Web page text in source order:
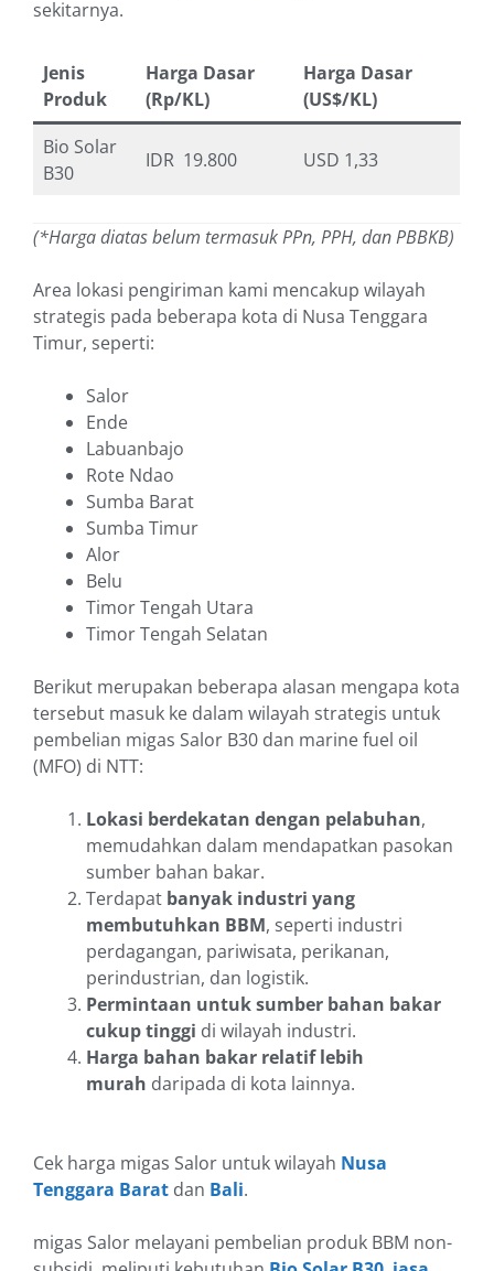
sekitarnya.
Jenis
Produk
Harga Dasar
(Rp/KL)
Harga Dasar
(US$/KL)
Bio Solar
B30
IDR 19.800 USD 1,33
(*Harga diatas belum termasuk PPn, PPH, dan PBBKB)
Area lokasi pengiriman kami mencakup wilayah
strategis pada beberapa kota di Nusa Tenggara
Timur, seperti:
Salor
Ende
Labuanbajo
Rote Ndao
Sumba Barat
Sumba Timur
Alor
Belu
Timor Tengah Utara
Timor Tengah Selatan
Berikut merupakan beberapa alasan mengapa kota
tersebut masuk ke dalam wilayah strategis untuk
pembelian migas Salor B30 dan marine fuel oil
(MFO) di NTT:
Lokasi berdekatan dengan pelabuhan,
memudahkan dalam mendapatkan pasokan
sumber bahan bakar.
Terdapat banyak industri yang
membutuhkan BBM, seperti industri
perdagangan, pariwisata, perikanan,
perindustrian, dan logistik.
Permintaan untuk sumber bahan bakar
cukup tinggi di wilayah industri.
Harga bahan bakar relatif lebih
murah daripada di kota lainnya.
Cek harga migas Salor untuk wilayah Nusa
Tenggara Barat dan Bali.
migas Salor melayani pembelian produk BBM non-